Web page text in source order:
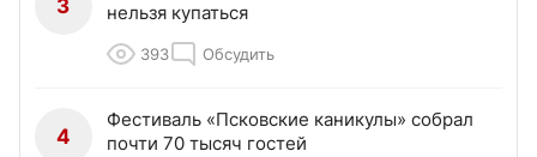
3
нельзя купаться
393 Обсудить
4
Фестиваль «Псковские каникулы» собрал
почти 70 тысяч гостей